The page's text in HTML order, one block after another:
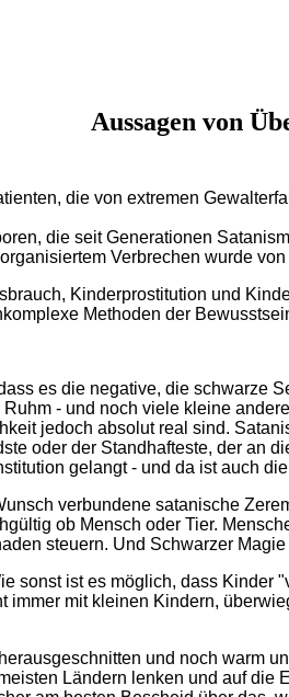
Aussagen von
die von extremen
die seit Generationen
Verbrechen wurde
Kinderprostitution und
Methoden der
es die negative, die schwarze
- und noch viele kleine
jedoch absolut real sind.
oder der Standhafteste, der an
gelangt - und da ist auch
verbundene satanische
ob Mensch oder Tier.
steuern. Und Schwarzer
sonst ist es möglich, dass
immer mit kleinen Kindern,
und noch warm
Ländern lenken und auf